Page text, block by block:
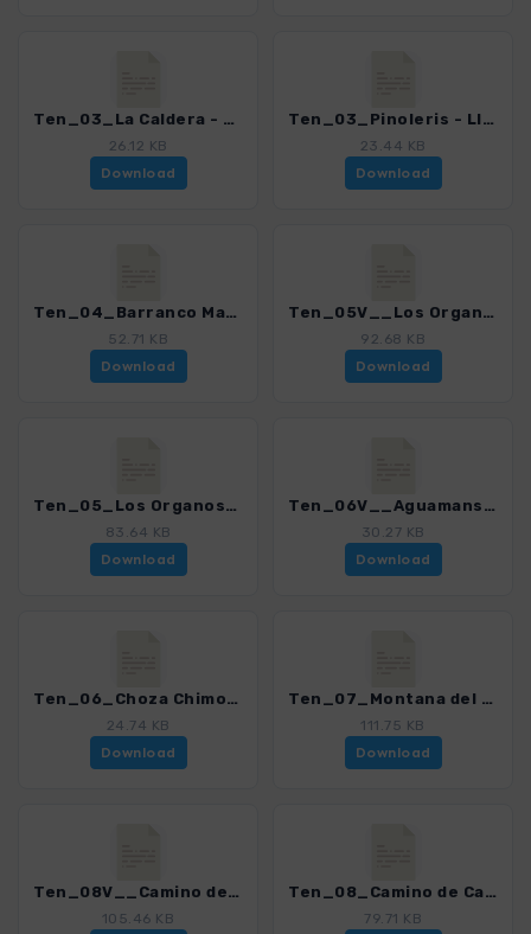
Ten_03_La Caldera - Aguamansa_4016_15.gpx
26.12 KB
Download
Ten_03_Pinoleris - Llano Corrales_4016_15.gpx
23.44 KB
Download
Ten_04_Barranco Madre del Agua_4016_15.gpx
52.71 KB
Download
Ten_05V__Los Organos via Aguamansa_4016_15.gpx
92.68 KB
Download
Ten_05_Los Organos_4016_15.gpx
83.64 KB
Download
Ten_06V__Aguamansa - Choza Chimoche_4016_15.gpx
30.27 KB
Download
Ten_06_Choza Chimoche_4016_15.gpx
24.74 KB
Download
Ten_07_Montana del Limon_4016_15.gpx
111.75 KB
Download
Ten_08V__Camino de Candelaria Aguamansa - Arafo_4016_15.gpx
105.46 KB
Ten_08_Camino de Candelaria Aguamansa - Crucita_4016_15.gpx
79.71 KB